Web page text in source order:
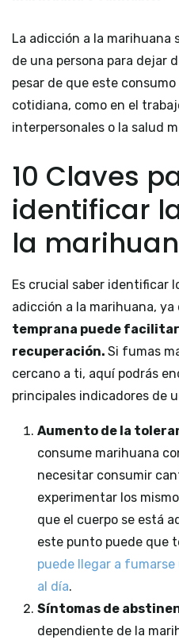
La adicción a la marihuana
de una persona para dejar
pesar de que este
cotidiana, como en el
interpersonales o la salud
10 Claves
identificar
la
Es crucial saber identificar
adicción a la marihuana, ya
temprana puede
recuperación. Si fumas
cercano a ti, aquí podrás
principales indicadores de
Aumento de la
consume marihuana
necesitar consumir
experimentar los
que el cuerpo se está
este punto puede que
puede llegar a
al día.
Síntomas de
dependiente de la